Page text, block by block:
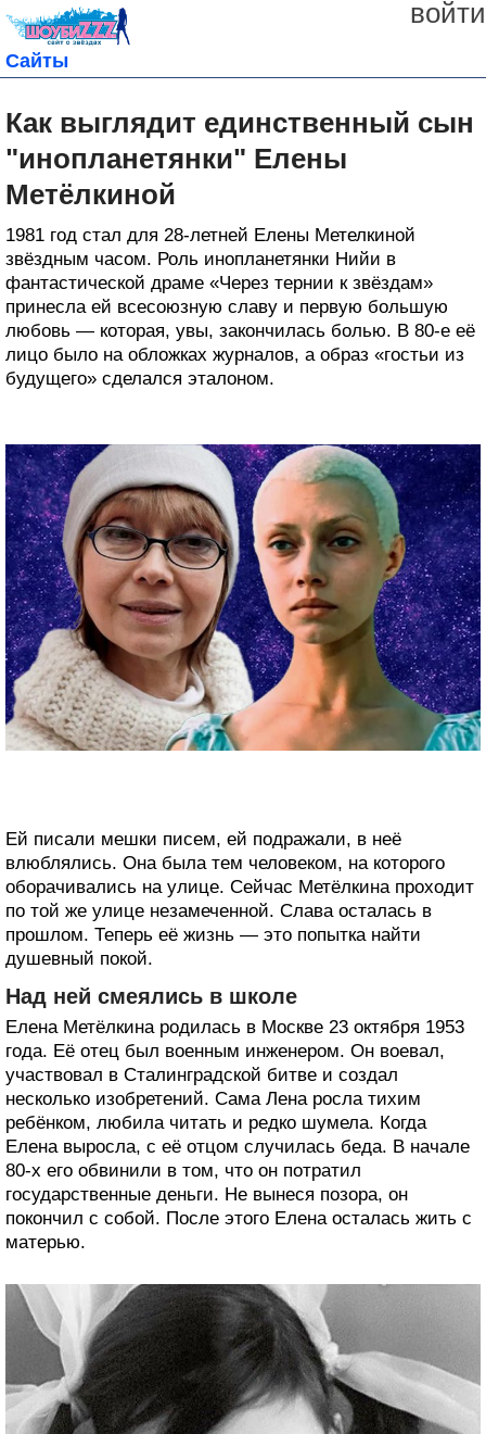
войти
Сайты
Как выглядит единственный сын
"инопланетянки" Елены
Метёлкиной
1981 год стал для 28-летней Елены Метелкиной
звёздным часом. Роль инопланетянки Нийи в
фантастической драме «Через тернии к звёздам»
принесла ей всесоюзную славу и первую большую
любовь — которая, увы, закончилась болью. В 80-е её
лицо было на обложках журналов, а образ «гостьи из
будущего» сделался эталоном.
Ей писали мешки писем, ей подражали, в неё
влюблялись. Она была тем человеком, на которого
оборачивались на улице. Сейчас Метёлкина проходит
по той же улице незамеченной. Слава осталась в
прошлом. Теперь её жизнь — это попытка найти
душевный покой.
Над ней смеялись в школе
Елена Метёлкина родилась в Москве 23 октября 1953
года. Её отец был военным инженером. Он воевал,
участвовал в Сталинградской битве и создал
несколько изобретений. Сама Лена росла тихим
ребёнком, любила читать и редко шумела. Когда
Елена выросла, с её отцом случилась беда. В начале
80-х его обвинили в том, что он потратил
государственные деньги. Не вынеся позора, он
покончил с собой. После этого Елена осталась жить с
матерью.